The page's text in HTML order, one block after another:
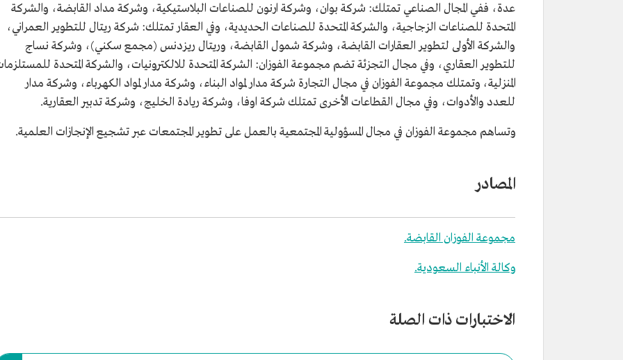
عدة، ففي المجال الصناعي تمتلك: شركة بوان، وشركة ارنون للصناعات البلاستيكية، وشركة مداد القابضة، والشركة
المتحدة للصناعات الزجاجية، والشركة المتحدة للصناعات الحديدية، وفي العقار تمتلك: شركة ريتال للتطوير العمراني،
والشركة الأولى لتطوير العقارات القابضة، وشركة شمول القابضة، وريتال ريزدنس (مجمع سكني)، وشركة نساج
للتطوير العقاري، وفي مجال التجزئة تضم مجموعة الفوزان: الشركة المتحدة للالكترونيات، والشركة المتحدة
المنزلية، وتمتلك مجموعة الفوزان في مجال التجارة شركة مدار لمواد البناء، وشركة مدار لمواد الكهرباء، وشركة مدار
للعدد والأدوات، وفي مجال القطاعات الأخرى تمتلك شركة اوفا، وشركة ريادة الخليج، وشركة تدبير العقارية.
وتساهم مجموعة الفوزان في مجال المسؤولية المجتمعية بالعمل على تطوير المجتمعات عبر تشجيع الإنجازات العلمية.
المصادر
مجموعة الفوزان القابضة.
وكالة الأنباء السعودية.
الاختبارات ذات الصلة